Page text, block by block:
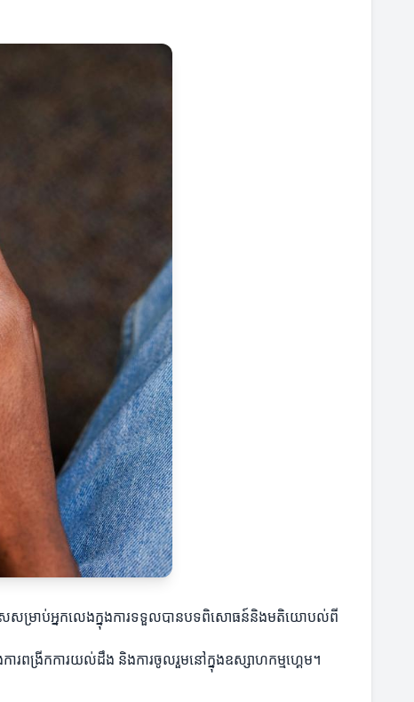
ល់ឱកាសសម្រាប់អ្នកលេងក្នុងការទទួលបានបទពិសោធន៍និងមតិយោបល់ពី
ារពង្រីកការយល់ដឹង និងការចូលរួមនៅក្នុងឧស្សាហកម្មហ្គេម។